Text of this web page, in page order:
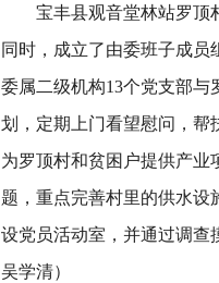
宝丰县观音堂林站罗顶村
同时，成立了由委班子成员
委属二级机构13个党支部与
划，定期上门看望慰问，帮
为罗顶村和贫困户提供产业
题，重点完善村里的供水设
设党员活动室，并通过调查
吴学清）